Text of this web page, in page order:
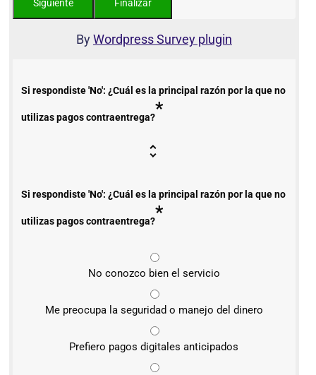
ByWordpress Survey plugin
Si respondiste 'No': ¿Cuál es la principal razón por la que no
utilizas pagos contraentrega?*
Si respondiste 'No': ¿Cuál es la principal razón por la que no
utilizas pagos contraentrega?*
No conozco bien el servicio
Me preocupa la seguridad o manejo del dinero
Prefiero pagos digitales anticipados